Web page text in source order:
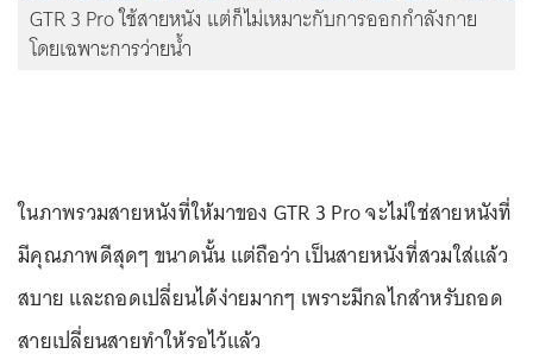
GTR 3 Pro ใช้สายหนัง แต่ก็ไม่เหมาะกับการออกกำลังกาย
โดยเฉพาะการว่ายน้ำ
ในภาพรวมสายหนังที่ให้มาของ GTR 3 Pro จะไม่ใช่สายหนังที่
มีคุณภาพดีสุดๆ ขนาดนั้น แต่ถือว่า เป็นสายหนังที่สวมใส่แล้ว
สบาย และถอดเปลี่ยนได้ง่ายมากๆ เพราะมีกลไกสำหรับถอด
สายเปลี่ยนสายทำให้รอไว้แล้ว